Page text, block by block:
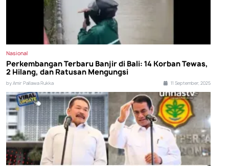
Nasional
Perkembangan Terbaru Banjir di Bali: 14 Korban Tewas,
2 Hilang, dan Ratusan Mengungsi
by Amir Pallawa Rukka 11 September, 2025